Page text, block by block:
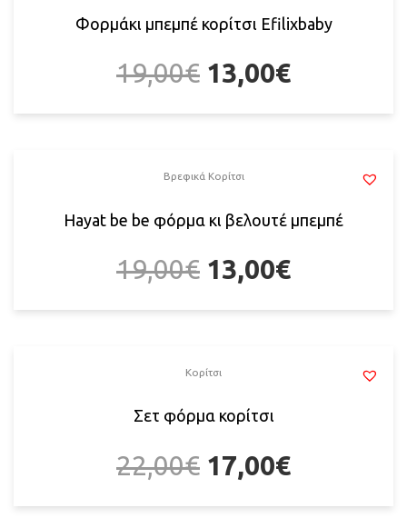
Φορμάκι μπεμπέ κορίτσι Efilixbaby
19,00€ 13,00€
Βρεφικά Κορίτσι
Hayat be be φόρμα κι βελουτέ μπεμπέ
19,00€ 13,00€
Κορίτσι
Σετ φόρμα κορίτσι
22,00€ 17,00€